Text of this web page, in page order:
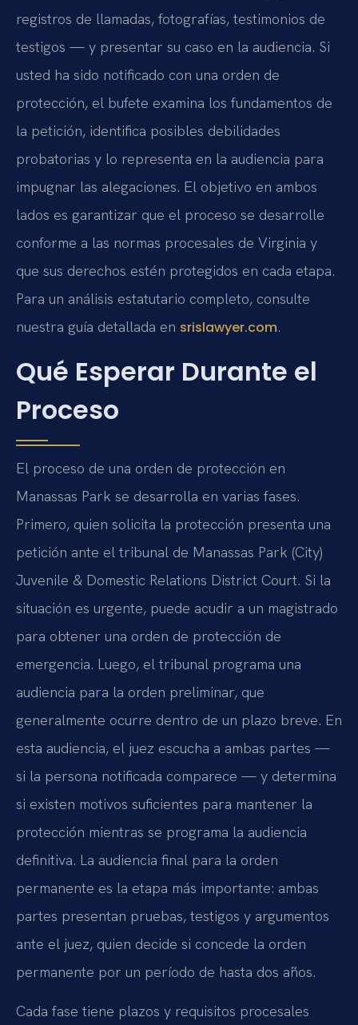
registros de llamadas, fotografías, testimonios de
testigos — y presentar su caso en la audiencia. Si
usted ha sido notificado con una orden de
protección, el bufete examina los fundamentos de
la petición, identifica posibles debilidades
probatorias y lo representa en la audiencia para
impugnar las alegaciones. El objetivo en ambos
lados es garantizar que el proceso se desarrolle
conforme a las normas procesales de Virginia y
que sus derechos estén protegidos en cada etapa.
Para un análisis estatutario completo, consulte
nuestra guía detallada en srislawyer.com.
Qué Esperar Durante el
Proceso
El proceso de una orden de protección en
Manassas Park se desarrolla en varias fases.
Primero, quien solicita la protección presenta una
petición ante el tribunal de Manassas Park (City)
Juvenile & Domestic Relations District Court. Si la
situación es urgente, puede acudir a un magistrado
para obtener una orden de protección de
emergencia. Luego, el tribunal programa una
audiencia para la orden preliminar, que
generalmente ocurre dentro de un plazo breve. En
esta audiencia, el juez escucha a ambas partes —
si la persona notificada comparece — y determina
si existen motivos suficientes para mantener la
protección mientras se programa la audiencia
definitiva. La audiencia final para la orden
permanente es la etapa más importante: ambas
partes presentan pruebas, testigos y argumentos
ante el juez, quien decide si concede la orden
permanente por un período de hasta dos años.
Cada fase tiene plazos y requisitos procesales